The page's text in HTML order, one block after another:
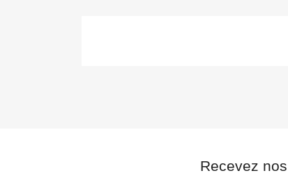
Recevez